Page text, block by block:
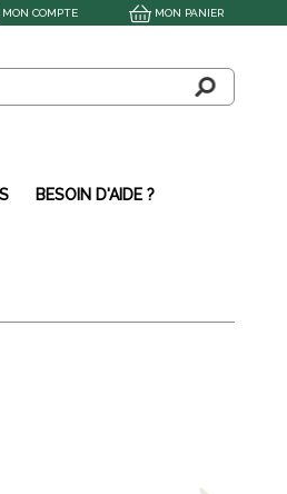
BESOIN D'AIDE ?
MON COMPTE MON PANIER